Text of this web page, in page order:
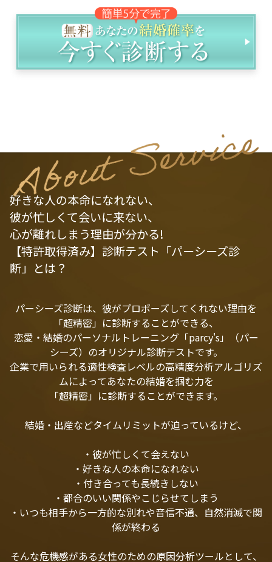
好きな人の本命になれない、
彼が忙しくて会いに来ない、
心が離れしまう理由が分かる!
【特許取得済み】診断テスト「パーシーズ診
断」とは？
パーシーズ診断は、彼がプロポーズしてくれない理由を
「超精密」に診断することができる、
恋愛・結婚のパーソナルトレーニング「parcy's」（パー
シーズ）のオリジナル診断テストです。
企業で用いられる適性検査レベルの高精度分析アルゴリズ
ムによってあなたの結婚を掴む力を
「超精密」に診断することができます。
結婚・出産などタイムリミットが迫っているけど、
・彼が忙しくて会えない
・好きな人の本命になれない
・付き合っても長続きしない
・都合のいい関係やこじらせてしまう
・いつも相手から一方的な別れや音信不通、自然消滅で関
係が終わる
そんな危機感がある女性のための原因分析ツールとして、